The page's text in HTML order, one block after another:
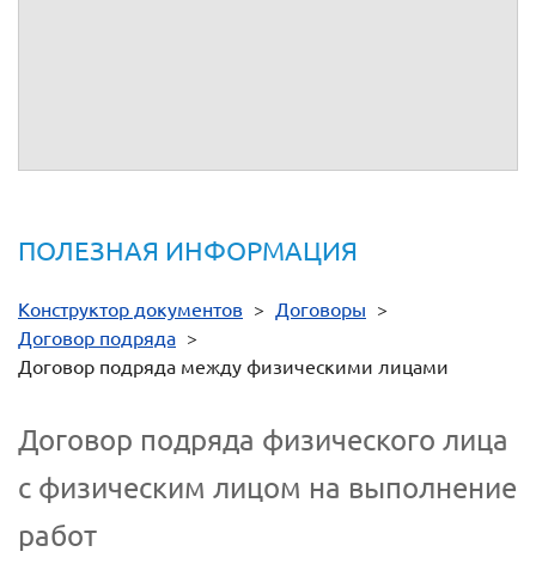
ПОЛЕЗНАЯ ИНФОРМАЦИЯ
Конструктор документов > Договоры >
Договор подряда >
Договор подряда между физическими лицами
Договор подряда физического лица
с физическим лицом на выполнение
работ